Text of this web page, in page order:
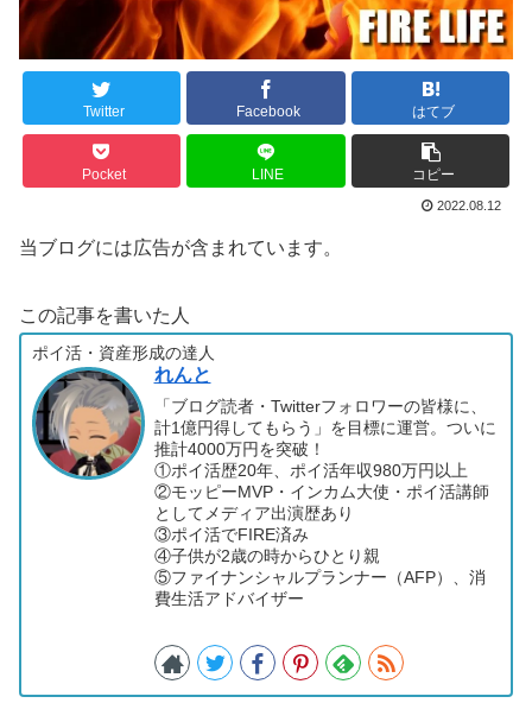
Twitter Facebook はてブ
Pocket LINE コピー
2022.08.12
当ブログには広告が含まれています。
この記事を書いた人
ポイ活・資産形成の達人
れんと
「ブログ読者・Twitterフォロワーの皆様に、
計1億円得してもらう」を目標に運営。ついに
推計4000万円を突破！
①ポイ活歴20年、ポイ活年収980万円以上
②モッピーMVP・インカム大使・ポイ活講師
としてメディア出演歴あり
③ポイ活でFIRE済み
④子供が2歳の時からひとり親
⑤ファイナンシャルプランナー（AFP）、消
費生活アドバイザー